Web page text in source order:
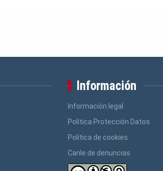
Información
Información legal
Política Protección Datos
Política de cookies
Canle de denuncias